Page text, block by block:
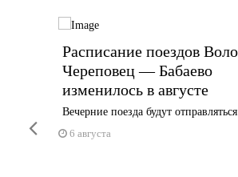
Расписание поездов
Череповец — Бабаево
изменилось в августе
Вечерние поезда будут
6 августа